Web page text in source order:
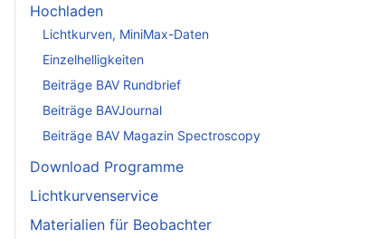
Hochladen
Lichtkurven, MiniMax-Daten
Einzelhelligkeiten
Beiträge BAV Rundbrief
Beiträge BAVJournal
Beiträge BAV Magazin Spectroscopy
Download Programme
Lichtkurvenservice
Materialien für Beobachter